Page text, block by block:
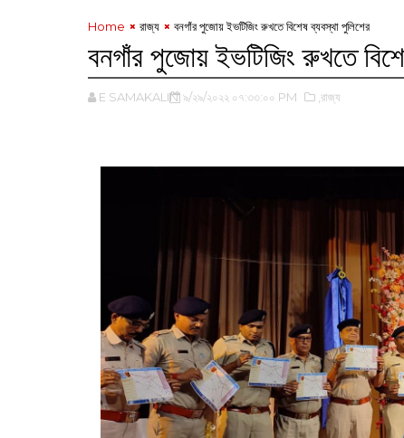
Home রাজ্য বনগাঁর পুজোয় ‌ইভটিজিং রুখতে বিশেষ ব্যবস্থা পুলিশের
বনগাঁর পুজোয় ‌ইভটিজিং রুখতে
E SAMAKALIN ৯/২৯/২০২২ ০৭:৩৩:০০ PM ,রাজ্য